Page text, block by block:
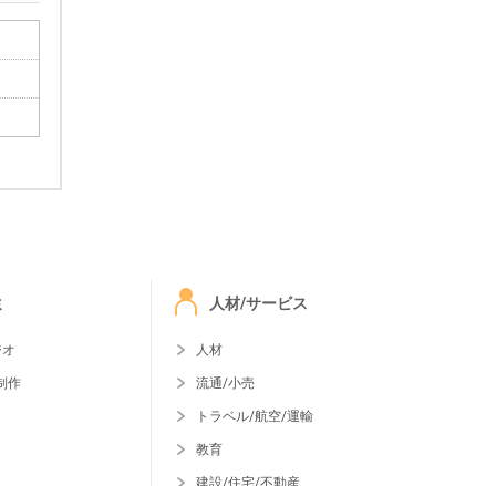
作
人材/サービス
人材
流通/小売
トラベル/航空/運輸
教育
建設/住宅/不動産